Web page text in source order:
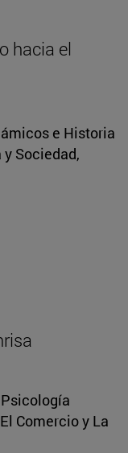
hacia el
e Historia
Sociedad,
Comercio y La